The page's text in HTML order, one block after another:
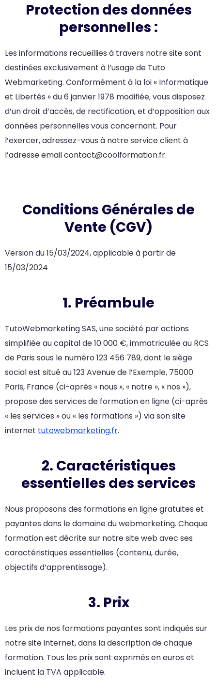
Protection des données
personnelles :
Les informations recueillies à travers notre site sont
destinées exclusivement à l’usage de Tuto
Webmarketing. Conformément à la loi « Informatique
et Libertés » du 6 janvier 1978 modifiée, vous disposez
d’un droit d’accès, de rectification, et d’opposition aux
données personnelles vous concernant. Pour
l’exercer, adressez-vous à notre service client à
l’adresse email contact@coolformation.fr.
Conditions Générales de
Vente (CGV)
Version du 15/03/2024, applicable à partir de
15/03/2024
1. Préambule
TutoWebmarketing SAS, une société par actions
simplifiée au capital de 10 000 €, immatriculée au RCS
de Paris sous le numéro 123 456 789, dont le siège
social est situé au 123 Avenue de l’Exemple, 75000
Paris, France (ci-après « nous », « notre », « nos »),
propose des services de formation en ligne (ci-après
« les services » ou « les formations ») via son site
internet tutowebmarketing.fr.
2. Caractéristiques
essentielles des services
Nous proposons des formations en ligne gratuites et
payantes dans le domaine du webmarketing. Chaque
formation est décrite sur notre site web avec ses
caractéristiques essentielles (contenu, durée,
objectifs d’apprentissage).
3. Prix
Les prix de nos formations payantes sont indiqués sur
notre site internet, dans la description de chaque
formation. Tous les prix sont exprimés en euros et
incluent la TVA applicable.